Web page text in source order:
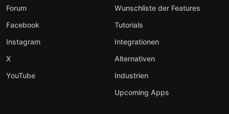
Forum
Facebook
Instagram
X
YouTube
Wunschliste der Features
Tutorials
Integrationen
Alternativen
Industrien
Upcoming Apps